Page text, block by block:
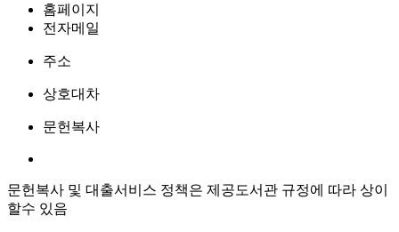
홈페이지
전자메일
주소
상호대차
문헌복사
문헌복사 및 대출서비스 정책은 제공도서관 규정에 따라 상이
할수 있음